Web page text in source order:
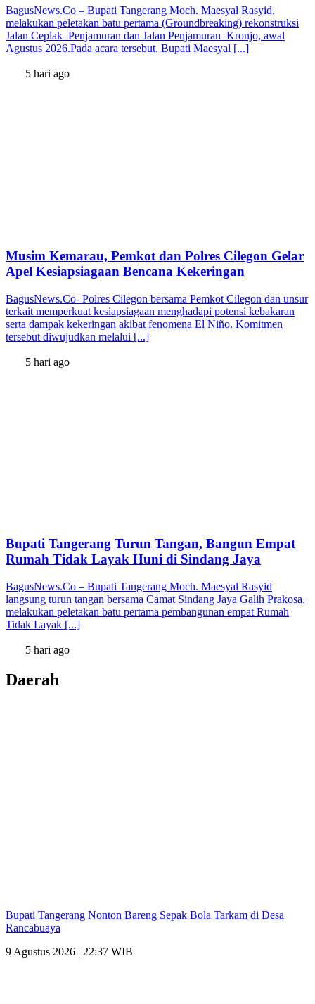
BagusNews.Co – Bupati Tangerang Moch. Maesyal Rasyid,
melakukan peletakan batu pertama (Groundbreaking) rekonstruksi
Jalan Ceplak–Penjamuran dan Jalan Penjamuran–Kronjo, awal
Agustus 2026.Pada acara tersebut, Bupati Maesyal [...]
5 hari ago
Musim Kemarau, Pemkot dan Polres Cilegon Gelar
Apel Kesiapsiagaan Bencana Kekeringan
BagusNews.Co- Polres Cilegon bersama Pemkot Cilegon dan unsur
terkait memperkuat kesiapsiagaan menghadapi potensi kebakaran
serta dampak kekeringan akibat fenomena El Niño. Komitmen
tersebut diwujudkan melalui [...]
5 hari ago
Bupati Tangerang Turun Tangan, Bangun Empat
Rumah Tidak Layak Huni di Sindang Jaya
BagusNews.Co – Bupati Tangerang Moch. Maesyal Rasyid
langsung turun tangan bersama Camat Sindang Jaya Galih Prakosa,
melakukan peletakan batu pertama pembangunan empat Rumah
Tidak Layak [...]
5 hari ago
Daerah
Bupati Tangerang Nonton Bareng Sepak Bola Tarkam di Desa
Rancabuaya
9 Agustus 2026 | 22:37 WIB